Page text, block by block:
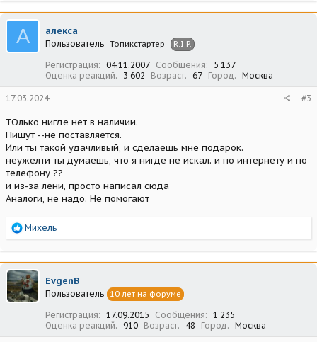
А алекса
Пользователь Топикстартер R.I.P.
Регистрация 04.11.2007 Сообщения
5 137
Оценка реакций
3 602 Возраст 67 Город Москва
17.03.2024 #3
ТОлько нигде нет в наличии.
Пишут --не поставляется.
Или ты такой удачливый, и сделаешь мне подарок.
неужелти ты думаешь, что я нигде не искал. и по интернету и по
телефону ??
и из-за лени, просто написал сюда
Аналоги, не надо. Не помогают
Р
а
к
ц
и
и
Михель
EvgenB
Пользователь 10 лет на форуме
Регистрация 17.09.2015 Сообщения
1 235
Оценка реакций
910 Возраст 48 Город Москва